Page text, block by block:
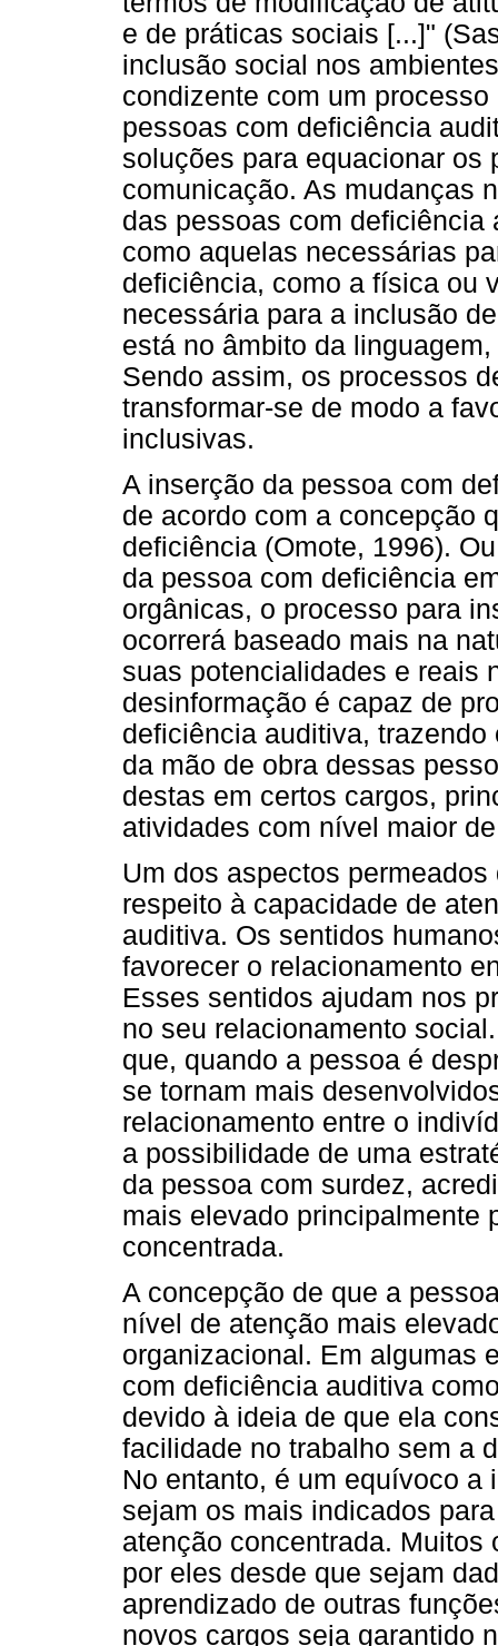
e de práticas sociais [...]"
inclusão social nos
condizente com um
pessoas com deficiência
soluções para equacionar os
comunicação. As mudanças
das pessoas com
como aquelas necessárias
deficiência, como a física ou
necessária para a inclusão
está no âmbito da
Sendo assim, os processos
transformar-se de modo a
inclusivas.
A inserção da pessoa com
de acordo com a concepção
deficiência (Omote, 1996).
da pessoa com deficiência
orgânicas, o processo para
ocorrerá baseado mais na
suas potencialidades e reais
desinformação é capaz de
deficiência auditiva,
da mão de obra dessas
destas em certos cargos,
atividades com nível maior
Um dos aspectos
respeito à capacidade de
auditiva. Os sentidos
favorecer o relacionamento
Esses sentidos ajudam nos
no seu relacionamento
que, quando a pessoa é
se tornam mais
relacionamento entre o
a possibilidade de uma
da pessoa com surdez,
mais elevado principalmente
concentrada.
A concepção de que a
nível de atenção mais
organizacional. Em algumas
com deficiência auditiva
devido à ideia de que ela
facilidade no trabalho sem a
No entanto, é um equívoco a
sejam os mais indicados
atenção concentrada. Muitos
por eles desde que sejam
aprendizado de outras
novos cargos seja garantido